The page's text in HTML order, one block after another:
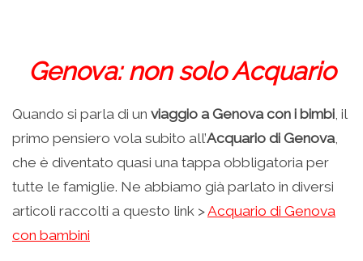
Genova: non solo Acquario
Quando si parla di un viaggio a Genova con i bimbi , il
primo pensiero vola subito all’Acquario di Genova,
che è diventato quasi una tappa obbligatoria per
tutte le famiglie. Ne abbiamo già parlato in diversi
articoli raccolti a questo link >Acquario di Genova
con bambini